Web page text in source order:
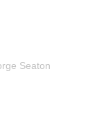
Seaton